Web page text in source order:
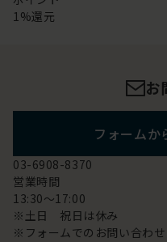
1%還元
お
フォームか
03-6908-8370
営業時間
13:30～17:00
※土日 祝日は休み
※フォームでのお問い合わせ